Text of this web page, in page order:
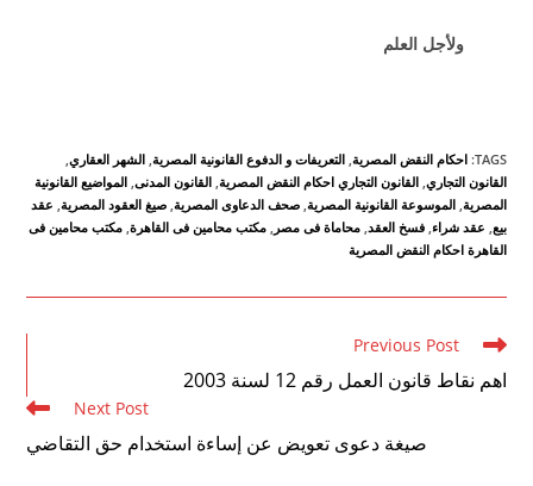
ولأجل العلم
TAGS
:احكام النقض المصرية, التعريفات و الدفوع القانونية المصرية, الشهر العقاري,
القانون التجاري, القانون التجاري احكام النقض المصرية, القانون المدنى, المواضيع القانونية
المصرية, الموسوعة القانونية المصرية, صحف الدعاوى المصرية, صيغ العقود المصرية, عقد
بيع, عقد شراء, فسخ العقد, محاماة فى مصر , مكتب محامين فى القاهرة, مكتب محامين فى
القاهرة احكام النقض المصرية
Read
more
articles
Previous Post
اهم نقاط قانون العمل رقم 12 لسنة 2003
Next Post
صيغة دعوى تعويض عن إساءة استخدام حق التقاضي